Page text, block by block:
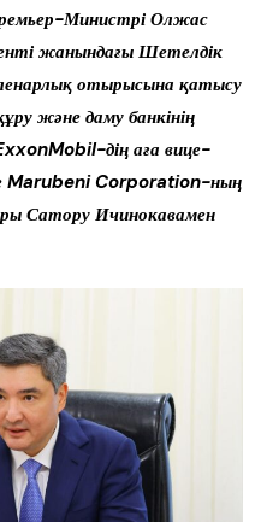
Министрі Олжас
жанындағы Шетелдік
отырысына қатысу
және даму банкінің
дің аға вице-
Marubeni Corporation-ның
Сатору Ичинокавамен